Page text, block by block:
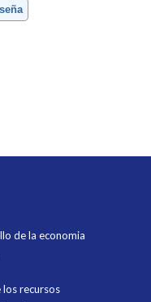
de la economia
recursos